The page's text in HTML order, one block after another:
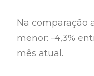
Na comparação
menor: -4,3%
mês atual.